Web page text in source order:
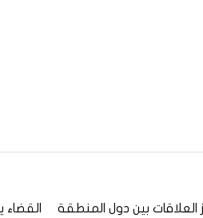
العلاقات بين دول المنطقة